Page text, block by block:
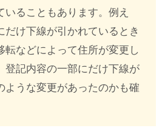
いることもあります。例え
だけ下線が引かれているとき
転などによって住所が変更し
登記内容の一部にだけ下線が
ような変更があったのかも確